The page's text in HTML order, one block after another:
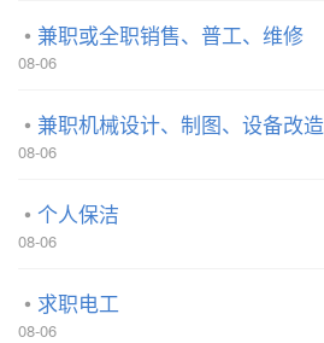
兼职或全职销售、普工、维修
08-06
兼职机械设计、制图、设备改造
08-06
个人保洁
08-06
求职电工
08-06